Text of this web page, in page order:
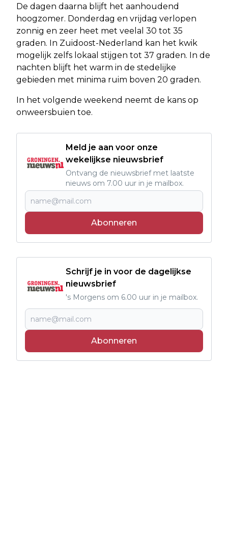
De dagen daarna blijft het aanhoudend
hoogzomer. Donderdag en vrijdag verlopen
zonnig en zeer heet met veelal 30 tot 35
graden. In Zuidoost-Nederland kan het kwik
mogelijk zelfs lokaal stijgen tot 37 graden. In de
nachten blijft het warm in de stedelijke
gebieden met minima ruim boven 20 graden.
In het volgende weekend neemt de kans op
onweersbuien toe.
Meld je aan voor onze
wekelijkse nieuwsbrief
Ontvang de nieuwsbrief met laatste
nieuws om 7.00 uur in je mailbox.
Abonneren
Schrijf je in voor de dagelijkse
nieuwsbrief
's Morgens om 6.00 uur in je mailbox.
Abonneren